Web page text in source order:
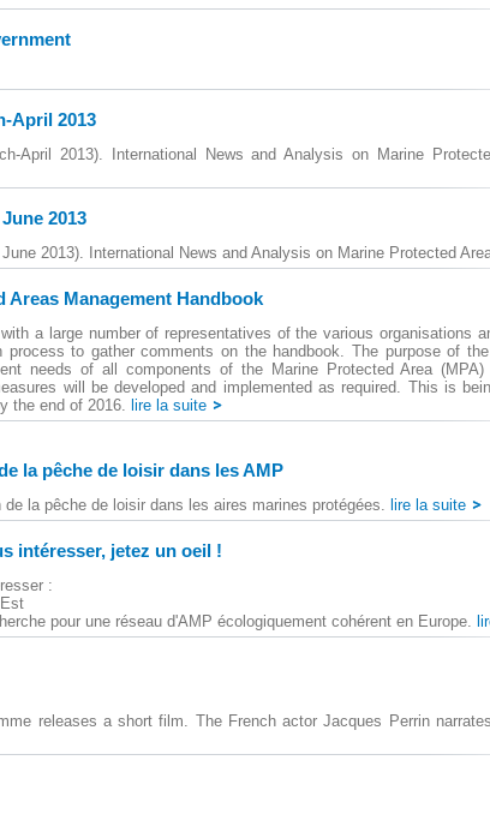
April 2013
April 2013). International News and Analysis on Marine
2013
2013). International News and Analysis on Marine Protected
Management Handbook
a large number of representatives of the various organisations
process to gather comments on the handbook. The purpose of
needs of all components of the Marine Protected Area
will be developed and implemented as required. This is
the end of 2016. lire la suite
la pêche de loisir dans les AMP
la pêche de loisir dans les aires marines protégées. lire la suite
intéresser, jetez un oeil !
:
pour une réseau d'AMP écologiquement cohérent en Europe.
releases a short film. The French actor Jacques Perrin